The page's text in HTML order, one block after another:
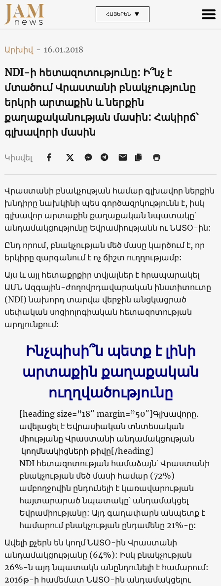
ՀԱՅԵՐԵՆ
Արխիվ - 16.01.2018
NDI-ի հետազոտությունը: Ի՞նչ է
մտածում Վրաստանի բնակչությունը
երկրի արտաքին և ներքին
քաղաքականության մասին: Հակիրճ՝
գլխավորի մասին
Կիսվել
Վրաստանի բնակչության համար գլխավոր ներքին
խնդիրը նախկինի պես գործազրկությունն է, իսկ
գլխավոր արտաքին քաղաքական նպատակը՝
անդամակցությունը Եվրամիությանն ու ՆԱՏՕ-ին:
Ընդ որում, բնակչության մեծ մասը կարծում է, որ
երկիրը զարգանում է ոչ ճիշտ ուղղությամբ:
Այս և այլ հետաքրքիր տվյալներ է հրապարակել
ԱՄՆ Ազգային-ժողովրդավարական ինստիտուտը
(NDI)նախորդ տարվա վերջին անցկացրած
սեփական սոցիոլոգիական հետազոտության
արդյունքում:
Ինչպիսի՞ն պետք է լինի
արտաքին քաղաքական
ուղղվածությունը
[heading size=”18″ margin=”50″]Գլխավորը.
ավելացել է Եվրասիական տնտեսական
միությանը Վրաստանի անդամակցության
կողմնակիցների թիվը[/heading]
NDI հետազոտության համաձայն՝ Վրաստանի
բնակչության մեծ մասի համար (72%)
ամբողջովին ընդունելի է կառավարության
հայտարարած նպատակը՝ անդամակցել
Եվրամիությանը: Այդ գաղափարն անպետք է
համարում բնակչության ընդամենը 21%-ը:
Ավելի քչերն են կողմ ՆԱՏՕ-ին Վրաստանի
անդամակցությանը (64%): Իսկ բնակչության
26%-ն այդ նպատակն անընդունելի է համարում:
2016թ-ի համեմատ ՆԱՏՕ-ին անդամակցելու